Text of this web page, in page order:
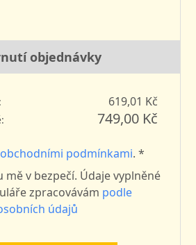
objednávky
619,01 Kč
749,00 Kč
obchodními podmínkami. *
mě v bezpečí. Údaje vyplněné
zpracovávám podle
údajů